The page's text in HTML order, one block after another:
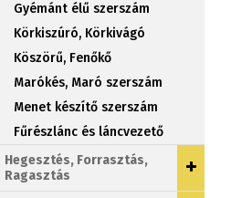
Gyémánt élű szerszám
Körkiszúró, Körkivágó
Köszörű, Fenőkő
Marókés, Maró szerszám
Menet készítő szerszám
Fűrészlánc és láncvezető
Hegesztés, Forrasztás,
Ragasztás